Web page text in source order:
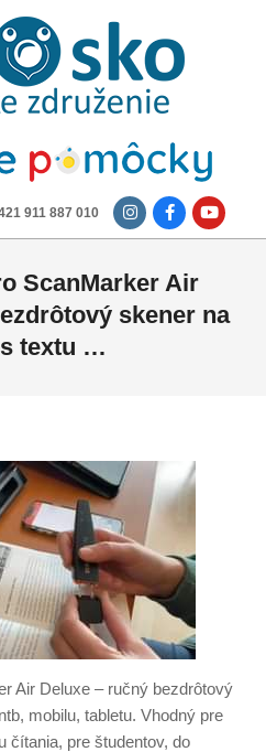
911 887 010
ScanMarker Air
skener na
textu …
Air Deluxe – ručný bezdrôtový
mobilu, tabletu. Vhodný pre
čítania, pre študentov, do